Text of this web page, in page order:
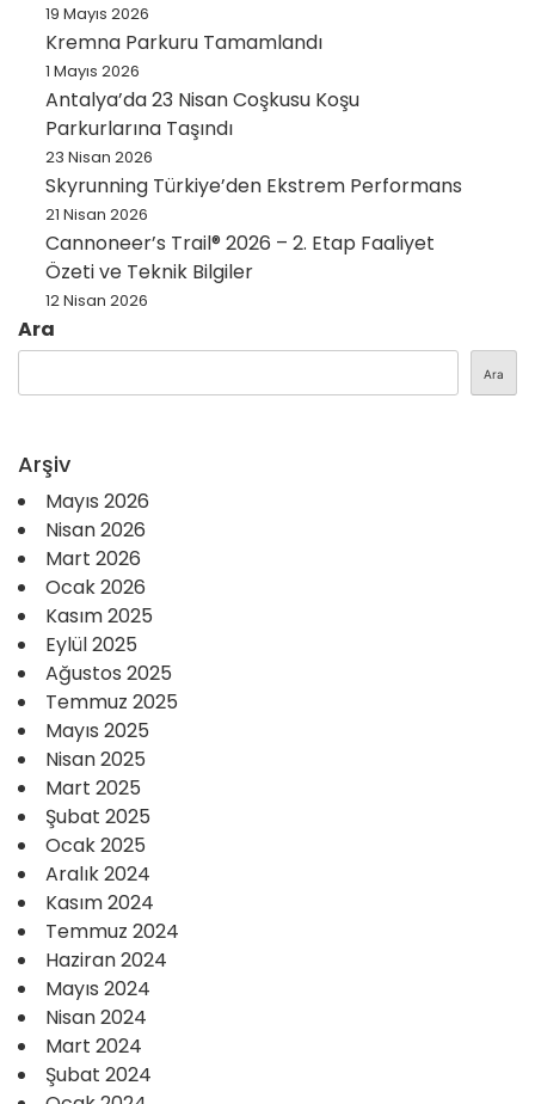
19 Mayıs 2026
Kremna Parkuru Tamamlandı
1 Mayıs 2026
Antalya’da 23 Nisan Coşkusu Koşu
Parkurlarına Taşındı
23 Nisan 2026
Skyrunning Türkiye’den Ekstrem Performans
21 Nisan 2026
Cannoneer’s Trail® 2026 – 2. Etap Faaliyet
Özeti ve Teknik Bilgiler
12 Nisan 2026
Ara
Ara
Arşiv
Mayıs 2026
Nisan 2026
Mart 2026
Ocak 2026
Kasım 2025
Eylül 2025
Ağustos 2025
Temmuz 2025
Mayıs 2025
Nisan 2025
Mart 2025
Şubat 2025
Ocak 2025
Aralık 2024
Kasım 2024
Temmuz 2024
Haziran 2024
Mayıs 2024
Nisan 2024
Mart 2024
Şubat 2024